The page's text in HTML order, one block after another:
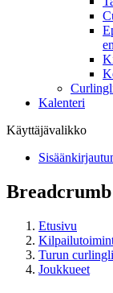
Kalenteri
Käyttäjävalikko
Breadcrumb
Etusivu
Turun
Joukkueet